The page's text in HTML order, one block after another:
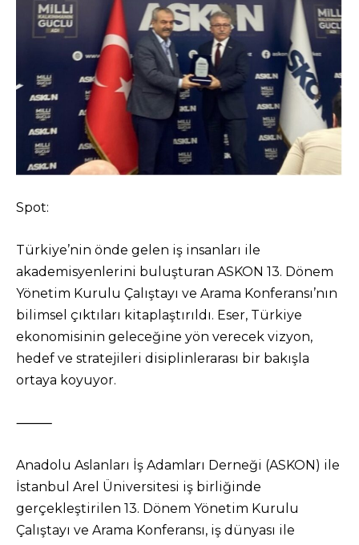
Spot:
Türkiye’nin önde gelen iş insanları ile
akademisyenlerini buluşturan ASKON 13. Dönem
Yönetim Kurulu Çalıştayı ve Arama Konferansı’nın
bilimsel çıktıları kitaplaştırıldı. Eser, Türkiye
ekonomisinin geleceğine yön verecek vizyon,
hedef ve stratejileri disiplinlerarası bir bakışla
ortaya koyuyor.
⸻
Anadolu Aslanları İş Adamları Derneği (ASKON) ile
İstanbul Arel Üniversitesi iş birliğinde
gerçekleştirilen 13. Dönem Yönetim Kurulu
Çalıştayı ve Arama Konferansı, iş dünyası ile